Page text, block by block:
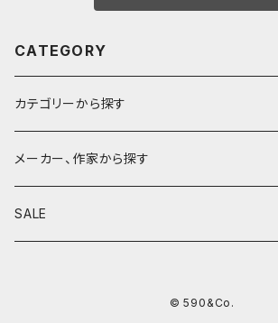
CATEGORY
カテゴリーから探す
鉛筆
鉛筆補助軸
メーカー、作家から探す
590&Co.
SALE
© 590&Co.